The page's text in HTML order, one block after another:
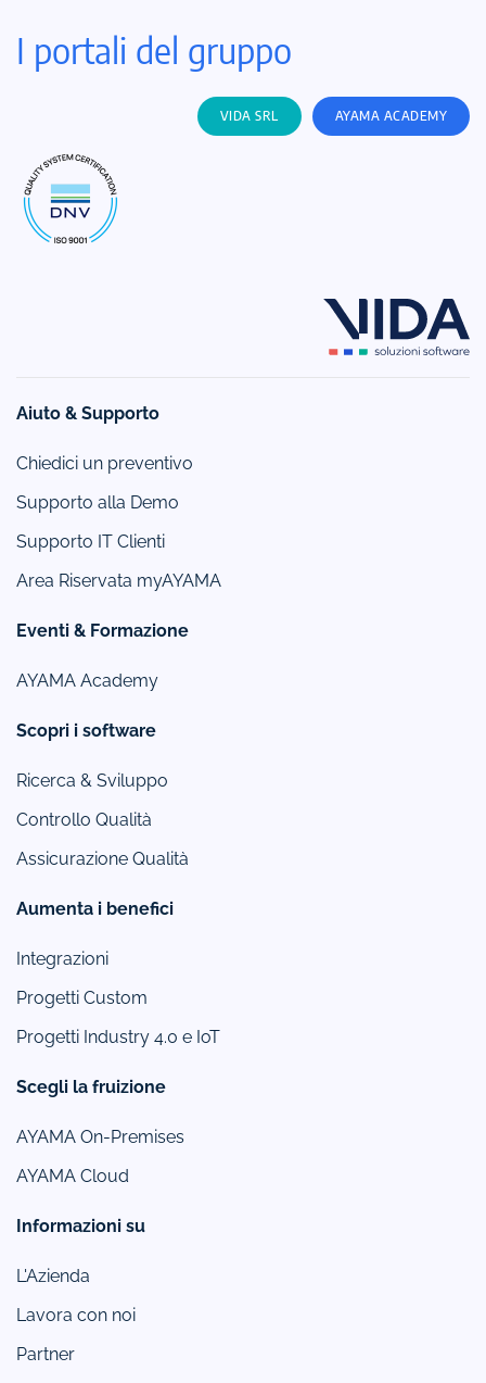
I portali del gruppo
VIDA SRL AYAMA ACADEMY
Aiuto & Supporto
Chiedici un preventivo
Supporto alla Demo
Supporto IT Clienti
Area Riservata myAYAMA
Eventi & Formazione
AYAMA Academy
Scopri i software
Ricerca & Sviluppo
Controllo Qualità
Assicurazione Qualità
Aumenta i benefici
Integrazioni
Progetti Custom
Progetti Industry 4.0 e IoT
Scegli la fruizione
AYAMA On-Premises
AYAMA Cloud
Informazioni su
L'Azienda
Lavora con noi
Partner